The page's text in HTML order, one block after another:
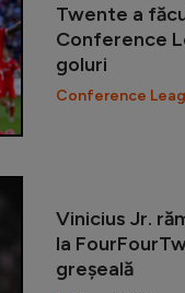
Twente a
Conference
goluri
Conference
Vinicius Jr.
la
greșeală